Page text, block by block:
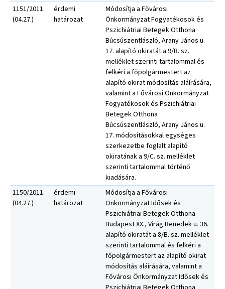
1151/2011.
(04.27.)
érdemi
határozat
Módosítja a Fővárosi
Önkormányzat Fogyatékosok és
Pszichiátriai Betegek Otthona
Búcsúszentlászló, Arany János u.
17. alapító okiratát a 9/B. sz.
melléklet szerinti tartalommal és
felkéri a főpolgármestert az
alapító okirat módosítás aláírására,
valamint a Fővárosi Önkormányzat
Fogyatékosok és Pszichiátriai
Betegek Otthona
Búcsúszentlászló, Arany János u.
17. módosításokkal egységes
szerkezetbe foglalt alapító
okiratának a 9/C. sz. melléklet
szerinti tartalommal történő
kiadására.
1150/2011.
(04.27.)
érdemi
határozat
Módosítja a Fővárosi
Önkormányzat Idősek és
Pszichiátriai Betegek Otthona
Budapest XX., Virág Benedek u. 36.
alapító okiratát a 8/B. sz. melléklet
szerinti tartalommal és felkéri a
főpolgármestert az alapító okirat
módosítás aláírására, valamint a
Fővárosi Önkormányzat Idősek és